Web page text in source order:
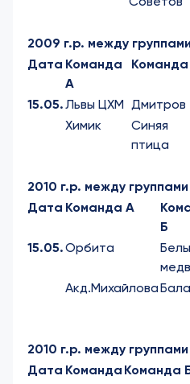
2009 г.р. между
Дата Команда
А
Команда
15.05.Львы ЦХМ Дмитров
Химик
Синяя
птица
2010 г.р. между
Дата Команда А
Б
15.05.Орбита
Акд.Михайлова
2010 г.р. между
Дата Команда Команда